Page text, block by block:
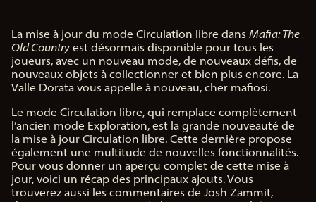
A
c
c
e
t
&
P
l
a
y
La mise à jour du mode Circulation libre dans Mafia: The
Old Country est désormais disponible pour tous les
joueurs, avec un nouveau mode, de nouveaux défis, de
nouveaux objets à collectionner et bien plus encore. La
Valle Dorata vous appelle à nouveau, cher mafiosi.
Le mode Circulation libre, qui remplace complètement
l’ancien mode Exploration, est la grande nouveauté de
la mise à jour Circulation libre. Cette dernière propose
également une multitude de nouvelles fonctionnalités.
Pour vous donner un aperçu complet de cette mise à
jour, voici un récap des principaux ajouts. Vous
trouverez aussi les commentaires de Josh Zammit,